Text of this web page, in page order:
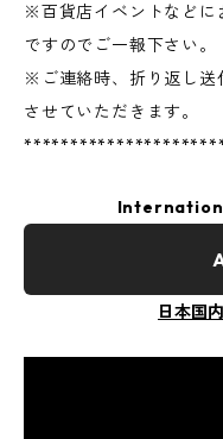
※百貨店イベントなどに
ですのでご一報下さい。
※ご連絡時、折り返し送
させていただきます。
日本国